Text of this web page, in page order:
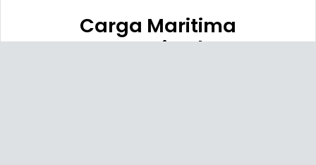
Carga Maritima
Organizada